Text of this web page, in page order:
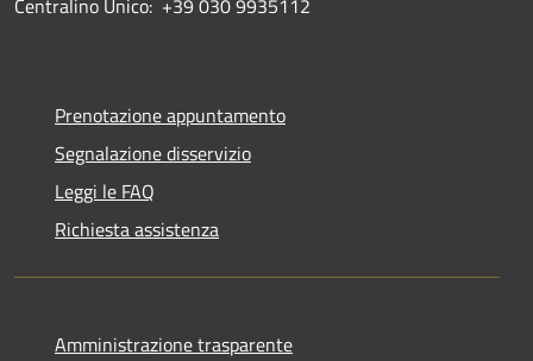
Centralino Unico: +39 030 9935112
Prenotazione appuntamento
Segnalazione disservizio
Leggi le FAQ
Richiesta assistenza
Amministrazione trasparente